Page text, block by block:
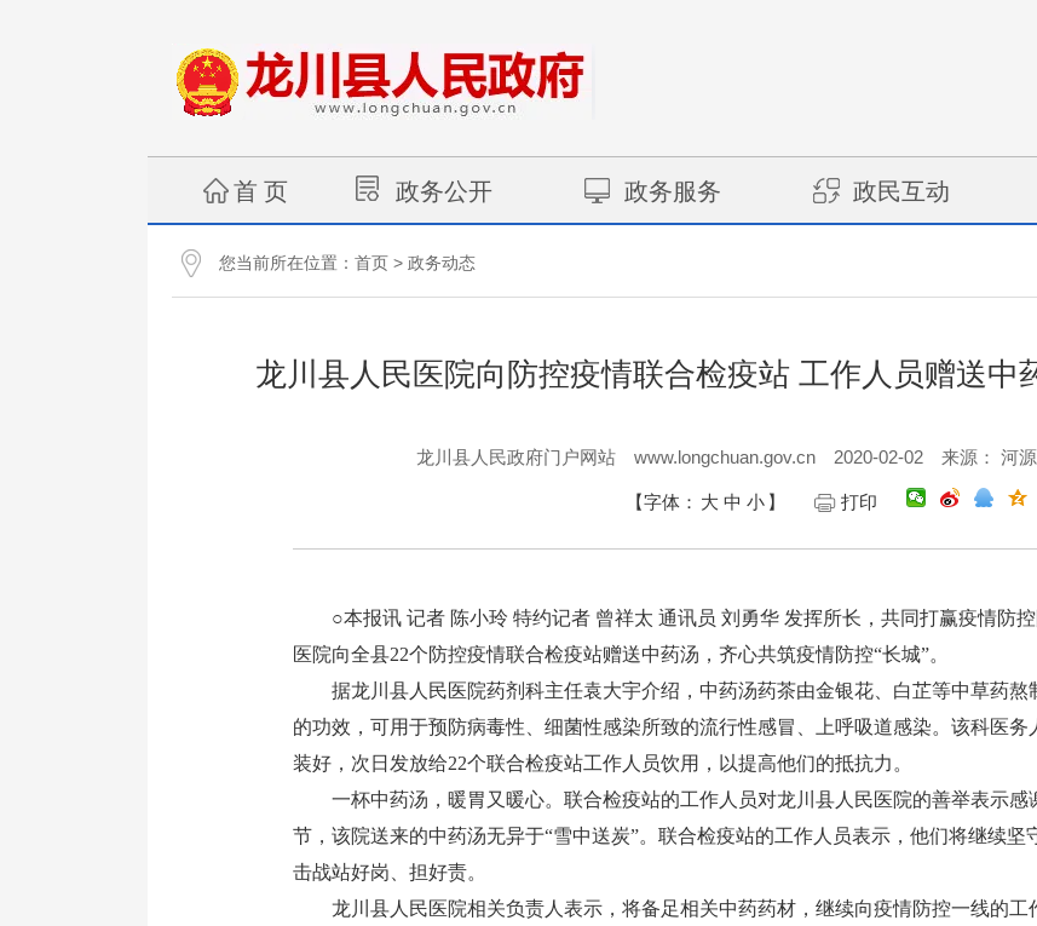
首 页 政务公开 政务服务 政民互动
您当前所在位置： 首页 > 政务动态
龙川县人民医院向防控疫情联合检疫站 工作人员赠送中
龙川县人民政府门户网站 www.longchuan.gov.cn 2020-02-02 来源： 河
【字体： 大 中 小 】 打印
○本报讯 记者 陈小玲 特约记者 曾祥太 通讯员 刘勇华 发挥所长，共同打赢疫情防
医院向全县22个防控疫情联合检疫站赠送中药汤，齐心共筑疫情防控“长城”。
据龙川县人民医院药剂科主任袁大宇介绍，中药汤药茶由金银花、白芷等中草药熬
的功效，可用于预防病毒性、细菌性感染所致的流行性感冒、上呼吸道感染。该科医
装好，次日发放给22个联合检疫站工作人员饮用，以提高他们的抵抗力。
一杯中药汤，暖胃又暖心。联合检疫站的工作人员对龙川县人民医院的善举表示感
节，该院送来的中药汤无异于“雪中送炭”。联合检疫站的工作人员表示，他们将继续坚
击战站好岗、担好责。
龙川县人民医院相关负责人表示，将备足相关中药药材，继续向疫情防控一线的工